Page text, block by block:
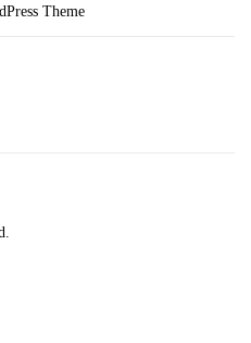
Theme